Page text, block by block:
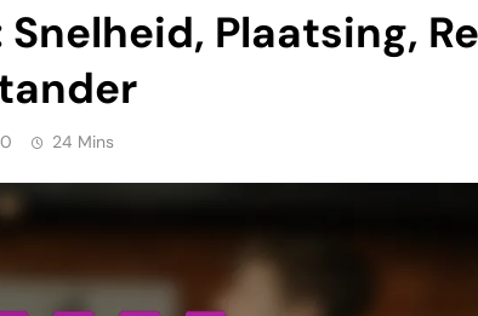
Snelheid, Plaatsing,
0 24 Mins